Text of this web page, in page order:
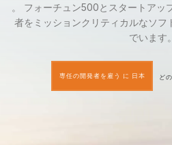
。 フォーチュン500とスタートアッ
者をミッションクリティカルなソフ
でいます。
専任の開発者を雇う に 日本 ど